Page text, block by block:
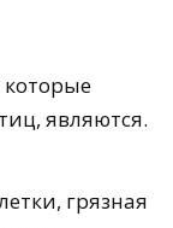
являются.
грязная